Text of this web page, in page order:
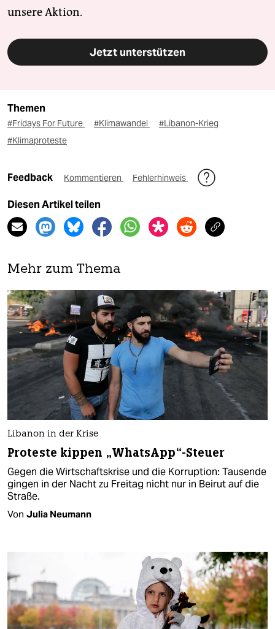
unsere Aktion.
Jetzt unterstützen
Themen
#Fridays For Future #Klimawandel
#Libanon-Krieg
#Klimaproteste
Feedback Kommentieren Fehlerhinweis
Diesen Artikel teilen
Mehr zum Thema
Libanon in der Krise
Proteste kippen „WhatsApp“-Steuer
Gegen die Wirtschaftskrise und die Korruption: Tausende
gingen in der Nacht zu Freitag nicht nur in Beirut auf die
Straße.
Von Julia Neumann